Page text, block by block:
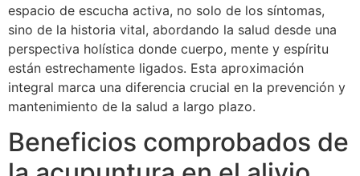
espacio de escucha activa, no solo de los síntomas,
sino de la historia vital, abordando la salud desde una
perspectiva holística donde cuerpo, mente y espíritu
están estrechamente ligados. Esta aproximación
integral marca una diferencia crucial en la prevención y
mantenimiento de la salud a largo plazo.
Beneficios comprobados de